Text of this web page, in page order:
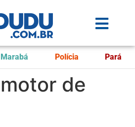
Marabá Polícia Pará
de